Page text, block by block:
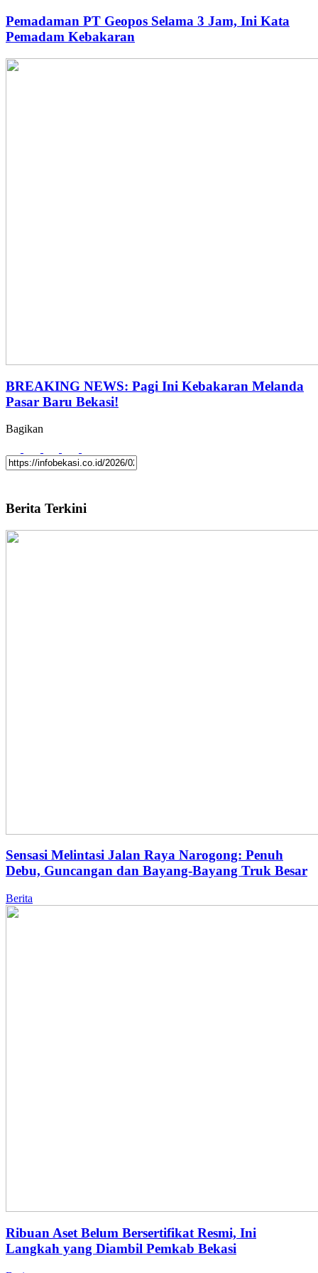
Pemadaman PT Geopos Selama 3 Jam, Ini Kata
Pemadam Kebakaran
BREAKING NEWS: Pagi Ini Kebakaran Melanda
Pasar Baru Bekasi!
Bagikan
Berita Terkini
Sensasi Melintasi Jalan Raya Narogong: Penuh
Debu, Guncangan dan Bayang-Bayang Truk Besar
Berita
Ribuan Aset Belum Bersertifikat Resmi, Ini
Langkah yang Diambil Pemkab Bekasi